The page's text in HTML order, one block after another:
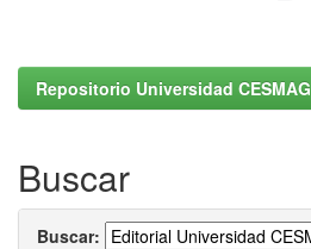
Repositorio Universidad CESMAG
Buscar
Buscar: